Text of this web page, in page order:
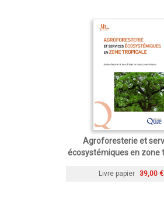
Agroforesterie et
écosystémiques en zone
Livre papier 39,00 €